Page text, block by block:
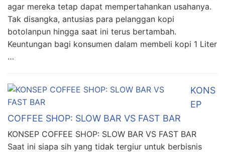
agar mereka tetap dapat mempertahankan usahanya.
Tak disangka, antusias para pelanggan kopi
botolanpun hingga saat ini terus bertambah.
Keuntungan bagi konsumen dalam membeli kopi 1 Liter
…
KONS
EP
COFFEE SHOP: SLOW BAR VS FAST BAR
KONSEP COFFEE SHOP: SLOW BAR VS FAST BAR
Saat ini siapa sih yang tidak tergiur untuk berbisnis